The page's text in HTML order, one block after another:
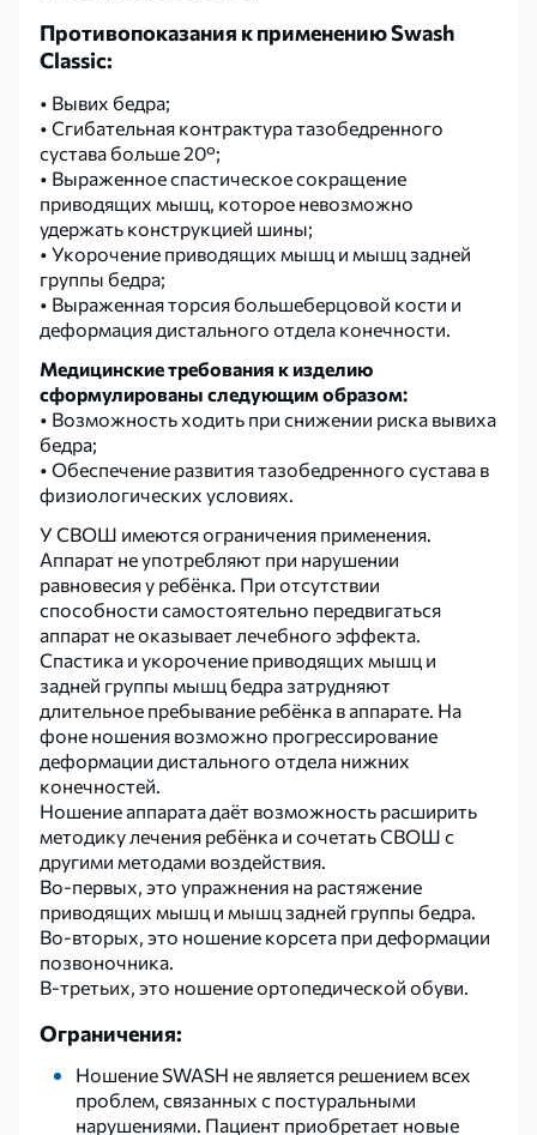
Противопоказания к применению Swash
Classic:
• Вывих бедра;
• Сгибательная контрактура тазобедренного
сустава больше 20°;
• Выраженное спастическое сокращение
приводящих мышц, которое невозможно
удержать конструкцией шины;
• Укорочение приводящих мышц и мышц задней
группы бедра;
• Выраженная торсия большеберцовой кости и
деформация дистального отдела конечности.
Медицинские требования к изделию
сформулированы следующим образом:
• Возможность ходить при снижении риска вывиха
бедра;
• Обеспечение развития тазобедренного сустава в
физиологических условиях.
У СВОШ имеются ограничения применения.
Аппарат не употребляют при нарушении
равновесия у ребёнка. При отсутствии
способности самостоятельно передвигаться
аппарат не оказывает лечебного эффекта.
Спастика и укорочение приводящих мышц и
задней группы мышц бедра затрудняют
длительное пребывание ребёнка в аппарате. На
фоне ношения возможно прогрессирование
деформации дистального отдела нижних
конечностей.
Ношение аппарата даёт возможность расширить
методику лечения ребёнка и сочетать СВОШ с
другими методами воздействия.
Во-первых, это упражнения на растяжение
приводящих мышц и мышц задней группы бедра.
Во-вторых, это ношение корсета при деформации
позвоночника.
В-третьих, это ношение ортопедической обуви.
Ограничения:
Ношение SWASH не является решением всех
проблем, связанных с постуральными
нарушениями. Пациент приобретает новые